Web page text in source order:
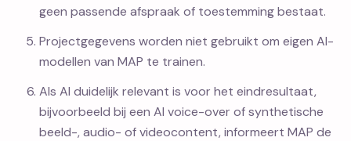
geen passende afspraak of toestemming bestaat.
Projectgegevens worden niet gebruikt om eigen AI-
modellen van MAP te trainen.
Als AI duidelijk relevant is voor het eindresultaat,
bijvoorbeeld bij een AI voice-over of synthetische
beeld-, audio- of videocontent, informeert MAP de